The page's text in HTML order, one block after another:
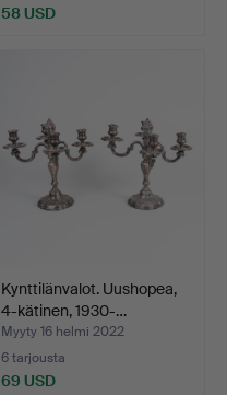
58 USD
Kynttilänvalot. Uushopea,
4-kätinen, 1930-…
Myyty 16 helmi 2022
6 tarjousta
69 USD